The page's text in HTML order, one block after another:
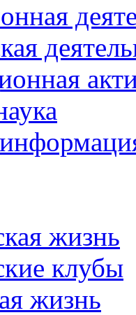
жизнь
клубы
жизнь